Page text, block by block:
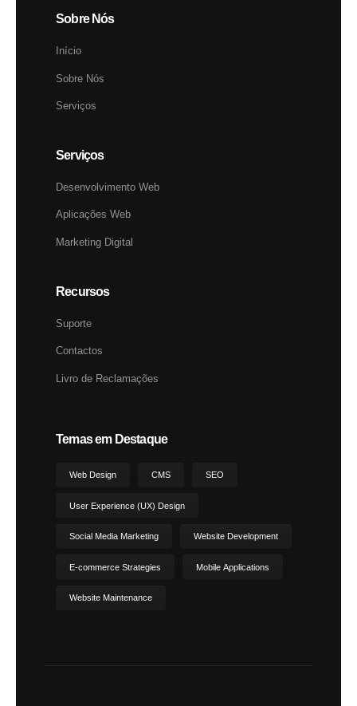
Sobre Nós
Início
Sobre Nós
Serviços
Serviços
Desenvolvimento Web
Aplicações Web
Marketing Digital
Recursos
Suporte
Contactos
Livro de Reclamações
Temas em Destaque
Web Design CMS SEO
User Experience (UX) Design
Social Media Marketing Website Development
E-commerce Strategies Mobile Applications
Website Maintenance